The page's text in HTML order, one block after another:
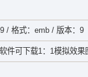
/ 格式：emb / 版本：9
件可下载1：1模拟效果